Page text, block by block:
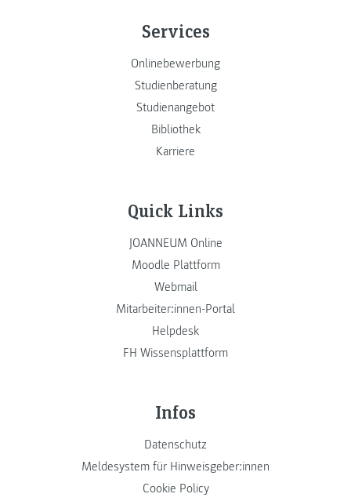
Services
Onlinebewerbung
Studienberatung
Studienangebot
Bibliothek
Karriere
Quick Links
JOANNEUM Online
Moodle Plattform
Webmail
Mitarbeiter:innen-Portal
Helpdesk
FH Wissensplattform
Infos
Datenschutz
Meldesystem für Hinweisgeber:innen
Cookie Policy